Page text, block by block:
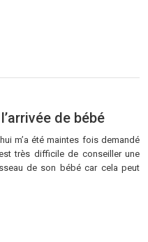
de bébé
m’a été maintes fois demandé
très difficile de conseiller une
de son bébé car cela peut